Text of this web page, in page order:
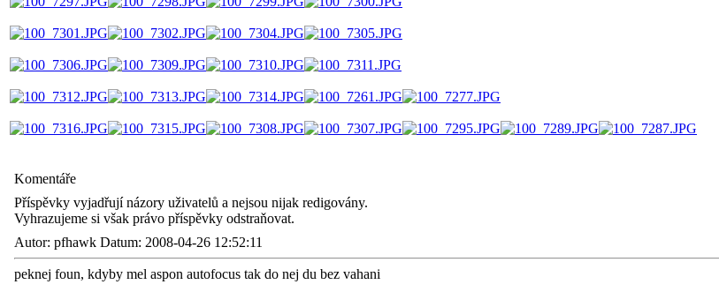
Komentáře
Příspěvky vyjadřují názory uživatelů a nejsou nijak redigovány.
Vyhrazujeme si však právo příspěvky odstraňovat.
Autor: pfhawk Datum: 2008-04-26 12:52:11
peknej foun, kdyby mel aspon autofocus tak do nej du bez vahani